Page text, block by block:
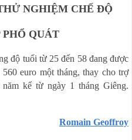
NGHIỆM CHẾ ĐỘ
QUÁT
độ tuổi từ 25 đến 58 đang được
euro một tháng, thay cho trợ
kể từ ngày 1 tháng Giêng.
Romain Geoffroy